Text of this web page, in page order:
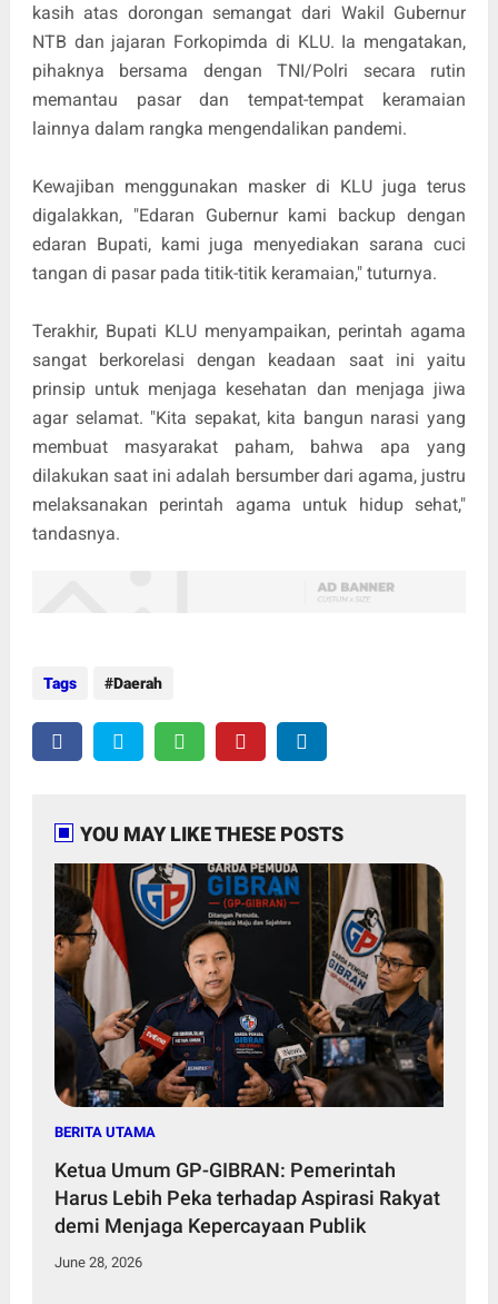
kasih atas dorongan semangat dari Wakil Gubernur
NTB dan jajaran Forkopimda di KLU. Ia mengatakan,
pihaknya bersama dengan TNI/Polri secara rutin
memantau pasar dan tempat-tempat keramaian
lainnya dalam rangka mengendalikan pandemi.
Kewajiban menggunakan masker di KLU juga terus
digalakkan, "Edaran Gubernur kami backup dengan
edaran Bupati, kami juga menyediakan sarana cuci
tangan di pasar pada titik-titik keramaian," tuturnya.
Terakhir, Bupati KLU menyampaikan, perintah agama
sangat berkorelasi dengan keadaan saat ini yaitu
prinsip untuk menjaga kesehatan dan menjaga jiwa
agar selamat. "Kita sepakat, kita bangun narasi yang
membuat masyarakat paham, bahwa apa yang
dilakukan saat ini adalah bersumber dari agama, justru
melaksanakan perintah agama untuk hidup sehat,"
tandasnya.
Tags Daerah
YOU MAY LIKE THESE POSTS
BERITA UTAMA
Ketua Umum GP-GIBRAN: Pemerintah
Harus Lebih Peka terhadap Aspirasi Rakyat
demi Menjaga Kepercayaan Publik
June 28, 2026